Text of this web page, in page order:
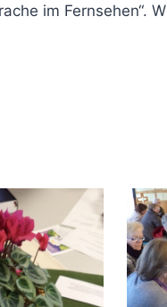
im Fernsehen“.